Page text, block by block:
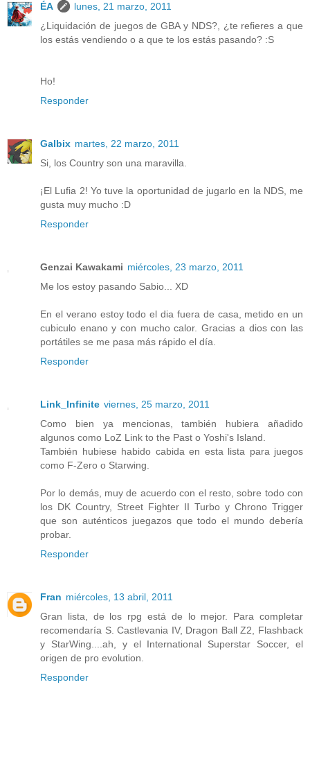
ÉA
lunes, 21 marzo, 2011
¿Liquidación de juegos de GBA y NDS?, ¿te refieres a que
los estás vendiendo o a que te los estás pasando? :S
Ho!
Responder
Galbix martes, 22 marzo, 2011
Si, los Country son una maravilla.
¡El Lufia 2! Yo tuve la oportunidad de jugarlo en la NDS, me
gusta muy mucho :D
Responder
Genzai Kawakami miércoles, 23 marzo, 2011
Me los estoy pasando Sabio... XD
En el verano estoy todo el dia fuera de casa, metido en un
cubiculo enano y con mucho calor. Gracias a dios con las
portátiles se me pasa más rápido el día.
Responder
Link_Infinite viernes, 25 marzo, 2011
Como bien ya mencionas, también hubiera añadido
algunos como LoZ Link to the Past o Yoshi's Island.
También hubiese habido cabida en esta lista para juegos
como F-Zero o Starwing.
Por lo demás, muy de acuerdo con el resto, sobre todo con
los DK Country, Street Fighter II Turbo y Chrono Trigger
que son auténticos juegazos que todo el mundo debería
probar.
Responder
Fran miércoles, 13 abril, 2011
Gran lista, de los rpg está de lo mejor. Para completar
recomendaría S. Castlevania IV, Dragon Ball Z2, Flashback
y StarWing....ah, y el International Superstar Soccer, el
origen de pro evolution.
Responder